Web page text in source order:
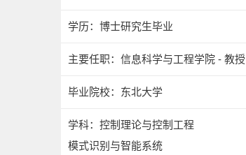
学历：博士研究生毕业
主要任职：信息科学与工程学院 - 教授
毕业院校：东北大学
学科：控制理论与控制工程
模式识别与智能系统